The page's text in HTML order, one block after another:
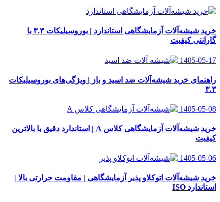
خرید شیشه‌آلات آزمایشگاهی استاندارد | بوروسیلیکات ۳.۳ با
گارانتی کیفیت
1405-05-17
راهنمای خرید شیشه‌آلات ضد اسید و باز | ویژگی‌های بوروسیلیکات
۳.۳
1405-05-08
خرید شیشه‌آلات آزمایشگاهی کلاس A | استاندارد دقیق با بالاترین
کیفیت
1405-05-06
خرید شیشه‌آلات اتوکلاو پذیر آزمایشگاهی | مقاومت حرارتی بالا |
استاندارد ISO